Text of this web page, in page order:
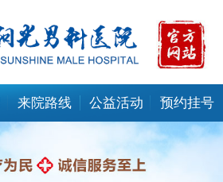
来院路线 公益活动 预约挂号